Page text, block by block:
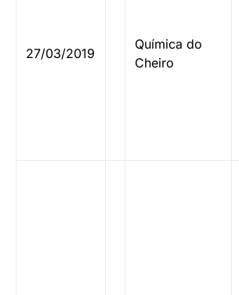
27/03/2019
Química do
Cheiro